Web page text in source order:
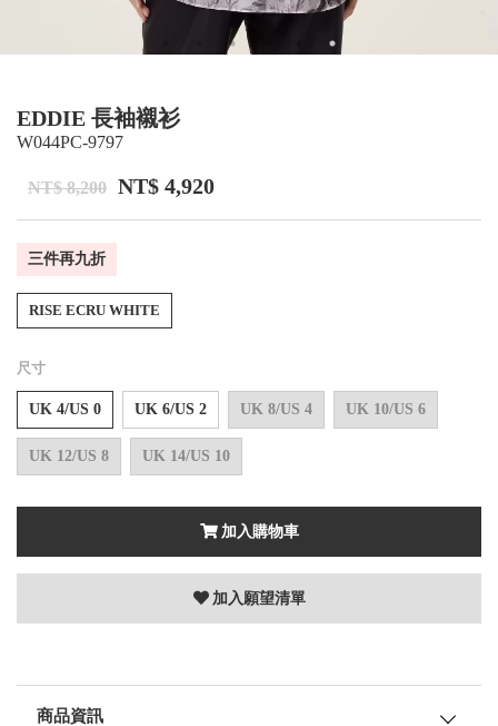
EDDIE 長袖襯衫
W044PC-9797
NT$ 8,200 NT$ 4,920
三件再九折
RISE ECRU WHITE
尺寸
UK 4/US 0 UK 6/US 2 UK 8/US 4 UK 10/US 6
UK 12/US 8 UK 14/US 10
加入購物車
加入願望清單
商品資訊